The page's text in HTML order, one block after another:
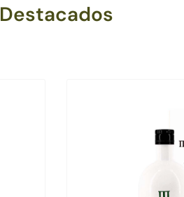
Destacados